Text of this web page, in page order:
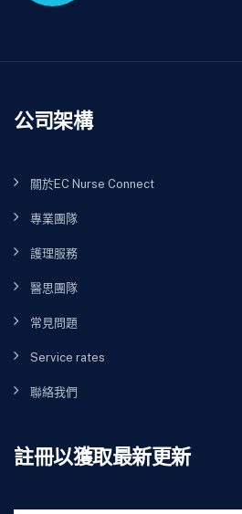
公司架構
關於EC Nurse Connect
專業團隊
護理服務
醫思團隊
常見問題
Service rates
聯絡我們
註冊以獲取最新更新